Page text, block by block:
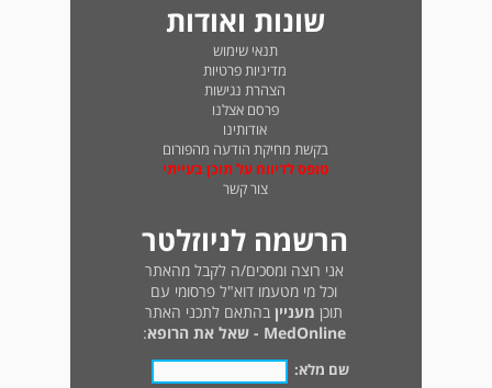
שונות ואודות
תנאי שימוש
מדיניות פרטיות
הצהרת נגישות
פרסם אצלנו
אודותינו
בקשת מחיקת הודעה מהפורום
טופס לדיווח על תוכן בעייתי
צור קשר
הרשמה לניוזלטר
אני רוצה ומסכים/ה לקבל מהאתר
וכל מי מטעמו דוא"ל פרסומי עם
תוכן מעניין בהתאם לתכני האתר
MedOnline - שאל את הרופא
:
שם מלא: